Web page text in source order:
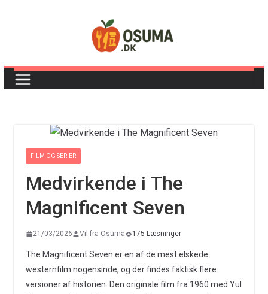
FILM OG SERIER
Medvirkende i The
Magnificent Seven
21/03/2026 Vil fra Osuma 175 Læsninger
The Magnificent Seven er en af de mest elskede
westernfilm nogensinde, og der findes faktisk flere
versioner af historien. Den originale film fra 1960 med Yul